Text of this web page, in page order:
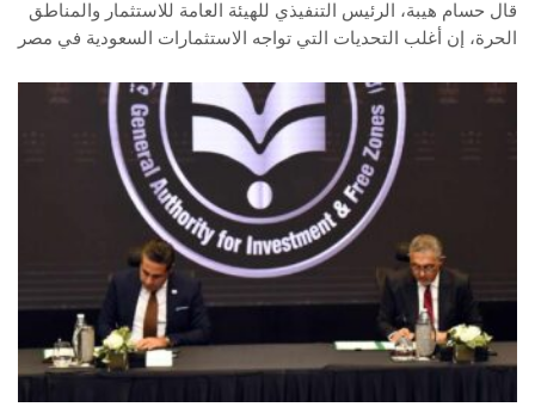
قال حسام هيبة، الرئيس التنفيذي للهيئة العامة للاستثمار والمناطق
الحرة، إن أغلب التحديات التي تواجه الاستثمارات السعودية في مصر